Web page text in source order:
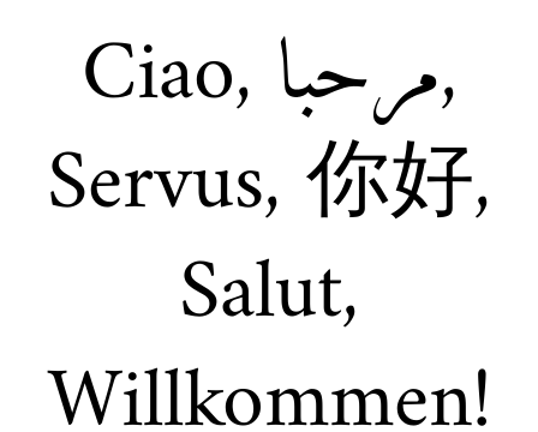
Ciao, مرحبا,
Servus, 你好,
Salut,